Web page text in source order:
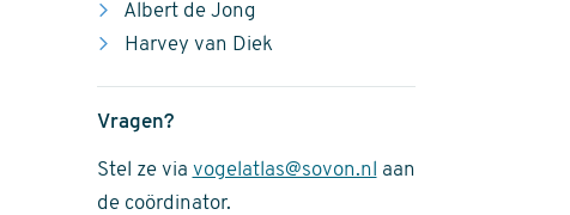
Albert de Jong
Harvey van Diek
Vragen?
Stel ze via vogelatlas@sovon.nl
aan
de coördinator.